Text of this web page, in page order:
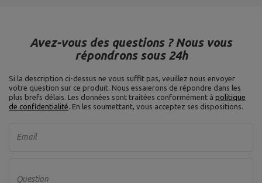
Avez-vous des questions ? Nous vous
répondrons sous 24h
Si la description ci-dessus ne vous suffit pas, veuillez nous envoyer
votre question sur ce produit. Nous essaierons de répondre dans les
plus brefs délais. Les données sont traitées conformément à politique
de confidentialité. En les soumettant, vous acceptez ses dispositions.
Email
Question